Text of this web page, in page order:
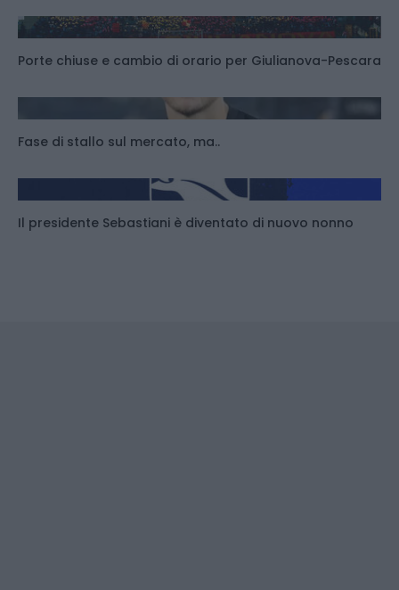
Porte chiuse e cambio di orario per Giulianova-Pescara
Fase di stallo sul mercato, ma..
Il presidente Sebastiani è diventato di nuovo nonno